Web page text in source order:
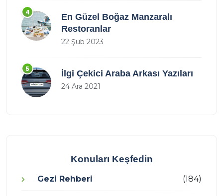
4
En Güzel Boğaz Manzaralı
Restoranlar
22 Şub 2023
5 İlgi Çekici Araba Arkası Yazıları
24 Ara 2021
Konuları Keşfedin
Gezi Rehberi (184)